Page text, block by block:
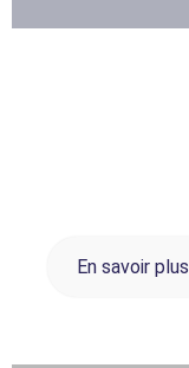
En savoir plus